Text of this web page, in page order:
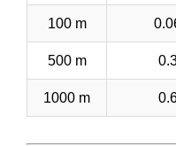
100 m
500 m
1000 m